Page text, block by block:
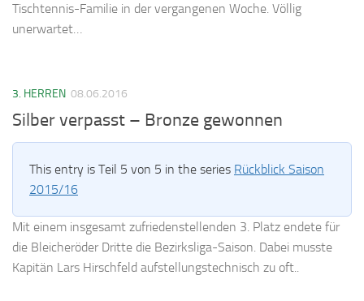
Tischtennis-Familie in der vergangenen Woche. Völlig
unerwartet…
3. HERREN 08.06.2016
Silber verpasst – Bronze gewonnen
This entry is Teil 5 von 5 in the series Rückblick Saison
2015/16
Mit einem insgesamt zufriedenstellenden 3. Platz endete für
die Bleicheröder Dritte die Bezirksliga-Saison. Dabei musste
Kapitän Lars Hirschfeld aufstellungstechnisch zu oft..